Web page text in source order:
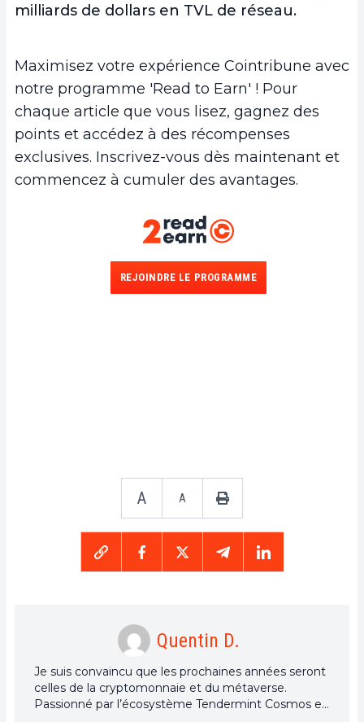
milliards de dollars en TVL de réseau.
Maximisez votre expérience Cointribune avec
notre programme 'Read to Earn' ! Pour
chaque article que vous lisez, gagnez des
points et accédez à des récompenses
exclusives. Inscrivez-vous dès maintenant et
commencez à cumuler des avantages.
REJOINDRE LE PROGRAMME
A A
Quentin D.
Je suis convaincu que les prochaines années seront
celles de la cryptomonnaie et du métaverse.
Passionné par l’écosystème Tendermint Cosmos et